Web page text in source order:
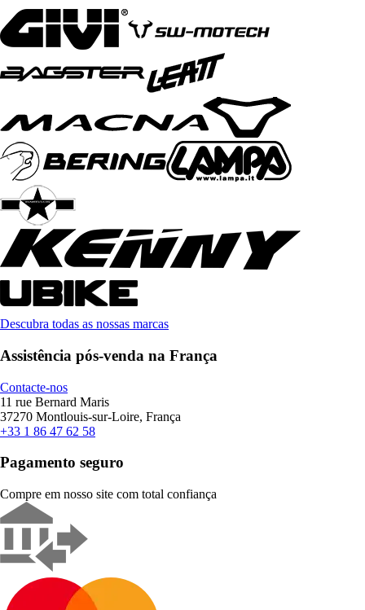
Descubra todas as nossas marcas
Assistência pós-venda na França
Contacte-nos
11 rue Bernard Maris
37270 Montlouis-sur-Loire, França
+33 1 86 47 62 58
Pagamento seguro
Compre em nosso site com total confiança